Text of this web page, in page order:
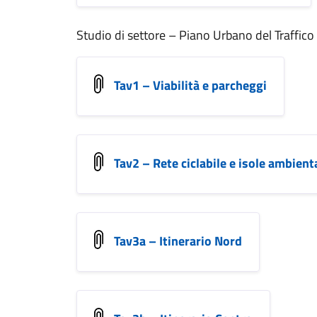
Studio di settore – Piano Urbano del Traffico
Tav1 – Viabilità e parcheggi
Tav2 – Rete ciclabile e isole
Tav3a – Itinerario Nord